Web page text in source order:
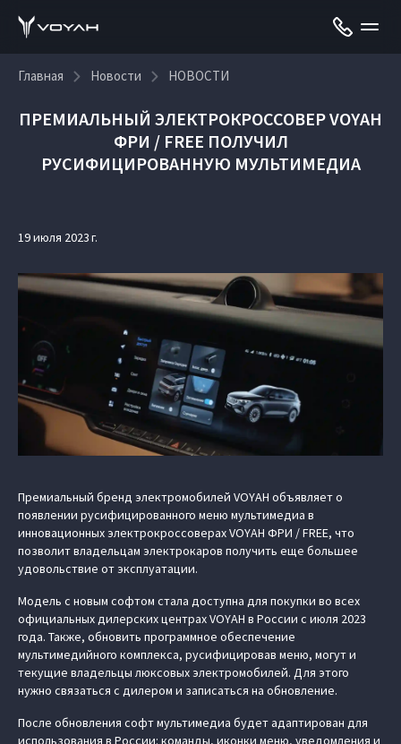
Главная Новости НОВОСТИ
ПРЕМИАЛЬНЫЙ ЭЛЕКТРОКРОССОВЕР VOYAH
ФРИ / FREE ПОЛУЧИЛ
РУСИФИЦИРОВАННУЮ МУЛЬТИМЕДИА
19 июля 2023 г.
Премиальный бренд электромобилей VOYAH объявляет о
появлении русифицированного меню мультимедиа в
инновационных электрокроссоверах VOYAH ФРИ / FREE, что
позволит владельцам электрокаров получить еще большее
удовольствие от эксплуатации.
Модель с новым софтом стала доступна для покупки во всех
официальных дилерских центрах VOYAH в России с июля 2023
года. Также, обновить программное обеспечение
мультимедийного комплекса, русифицировав меню, могут и
текущие владельцы люксовых электромобилей. Для этого
нужно связаться с дилером и записаться на обновление.
После обновления софт мультимедиа будет адаптирован для
использования в России: команды, иконки меню, уведомления и